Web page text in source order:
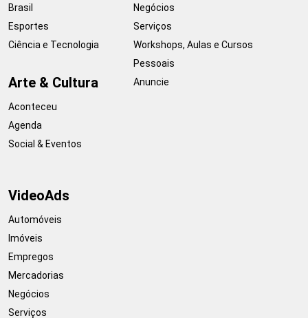
Brasil
Esportes
Ciência e Tecnologia
Arte & Cultura
Aconteceu
Agenda
Social & Eventos
Negócios
Serviços
Workshops, Aulas e Cursos
Pessoais
Anuncie
VideoAds
Automóveis
Imóveis
Empregos
Mercadorias
Negócios
Serviços